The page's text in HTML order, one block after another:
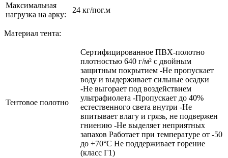
Максимальная
нагрузка на арку:
24 кг/пог.м
Материал тента:
Тентовое полотно
Сертифицированное ПВХ-полотно
плотностью 640 г/м² с двойным
защитным покрытием -Не пропускает
воду и выдерживает сильные осадки
-Не выгорает под воздействием
ультрафиолета -Пропускает до 40%
естественного света внутри -Не
впитывает влагу и грязь, не подвержен
гниению -Не выделяет неприятных
запахов Работает при температуре от -50
до +70°C Не поддерживает горение
(класс Г1)